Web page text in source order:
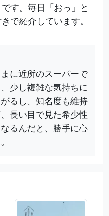
す。毎日「おっ」と
で紹介しています。
に近所のスーパーで
少し複雑な気持ちに
るし、知名度も維持
長い目で見た希少性
るんだと、勝手に心